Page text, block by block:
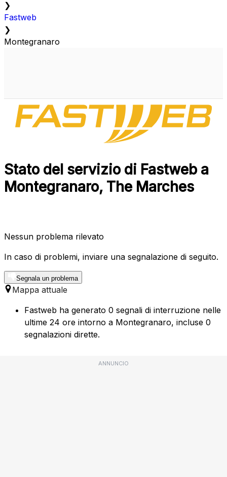
❯
Fastweb
❯
Montegranaro
Stato del servizio di Fastweb a
Montegranaro, The Marches
Nessun problema rilevato
In caso di problemi, inviare una segnalazione di seguito.
Segnala un problema
Mappa attuale
Fastweb ha generato 0 segnali di interruzione nelle
ultime 24 ore intorno a Montegranaro, incluse 0
segnalazioni dirette.
ANNUNCIO